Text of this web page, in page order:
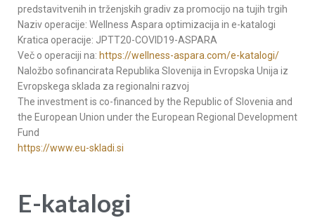
predstavitvenih in trženjskih gradiv za promocijo na tujih trgih
Naziv operacije: Wellness Aspara optimizacija in e-katalogi
Kratica operacije: JPTT20-COVID19-ASPARA
Več o operaciji na: https://wellness-aspara.com/e-katalogi/
Naložbo sofinancirata Republika Slovenija in Evropska Unija iz
Evropskega sklada za regionalni razvoj
The investment is co-financed by the Republic of Slovenia and
the European Union under the European Regional Development
Fund
https://www.eu-skladi.si
E-katalogi